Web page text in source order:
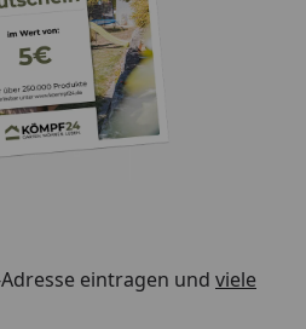
eintragen und viele